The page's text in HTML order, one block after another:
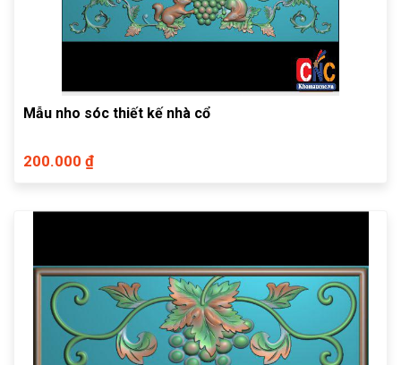
Mẫu nho sóc thiết kế nhà cổ
200.000 ₫